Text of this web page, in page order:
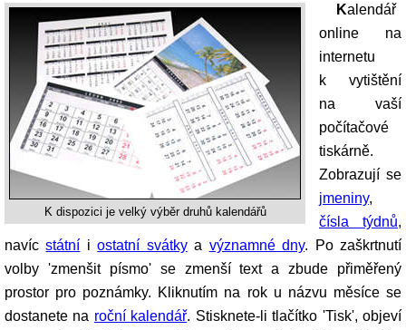
K dispozici je velký výběr druhů kalendářů
Kalendář
online na
internetu
k vytištění
na vaší
počítačové
tiskárně.
Zobrazují se
jmeniny,
čísla týdnů,
navícstátní iostatní svátkya významné dny. Po zaškrtnutí
volby 'zmenšit písmo' se zmenší text a zbude přiměřený
prostor pro poznámky. Kliknutím na rok u názvu měsíce se
dostanete na roční kalendář. Stisknete-li tlačítko 'Tisk', objeví